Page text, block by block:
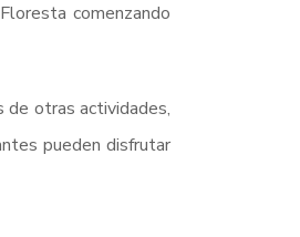
comenzando
de otras actividades,
pueden disfrutar